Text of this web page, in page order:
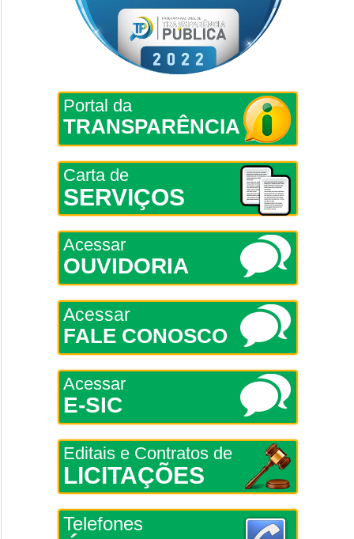
Portal da
TRANSPARÊNCIA
Carta de
SERVIÇOS
Acessar
OUVIDORIA
Acessar
FALE CONOSCO
Acessar
E-SIC
Editais e Contratos de
LICITAÇÕES
Telefones